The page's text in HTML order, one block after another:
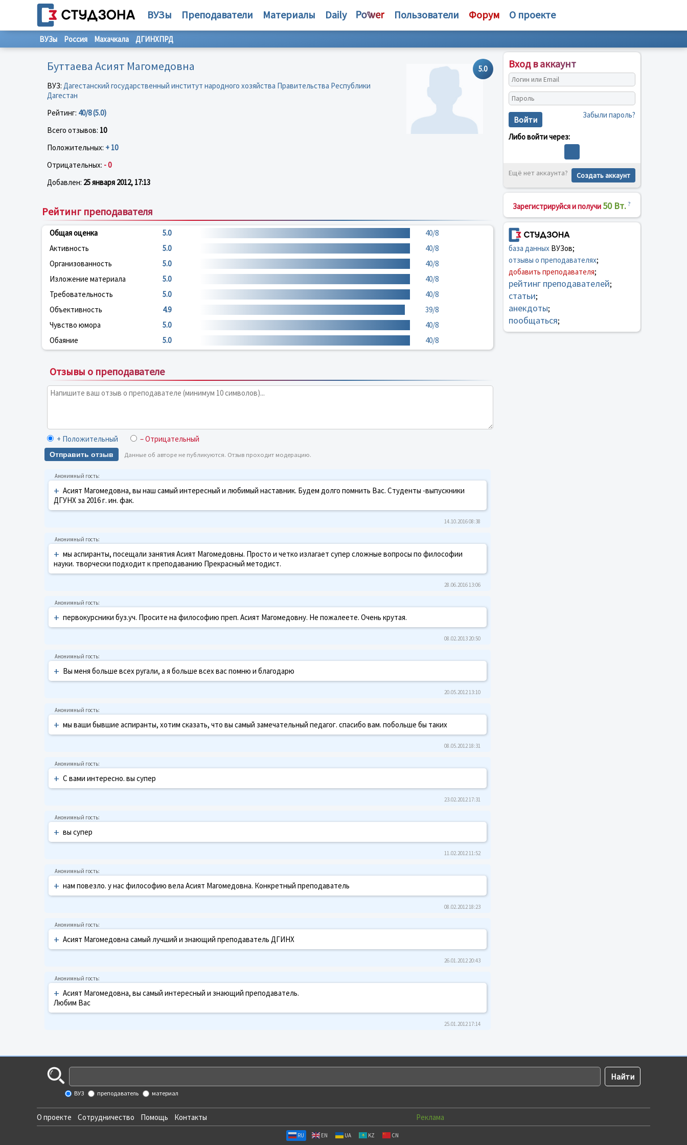
ВУЗы Преподаватели Материалы Daily Пользователи Форум О проекте
ВУЗы Россия Махачкала ДГИНХПРД
5.0
Буттаева Асият Магомедовна
ВУЗ: Дагестанский государственный институт народного хозяйства Правительства Республики
Дагестан
Рейтинг: 40/8 (5.0)
Всего отзывов: 10
Положительных: + 10
Отрицательных: - 0
Добавлен: 25 января 2012, 17:13
Рейтинг преподавателя
Общая оценка 5.0
40/8
Активность
5.0
40/8
Организованность
5.0
40/8
Изложение материала
5.0
40/8
Требовательность
5.0
40/8
Объективность
4.9
39/8
Чувство юмора
5.0
40/8
Обаяние
5.0 40/8
Отзывы о преподавателе
+ Положительный – Отрицательный
Отправить отзыв Данные об авторе не публикуются. Отзыв проходит модерацию.
+ Асият Магомедовна, вы наш самый интересный и любимый наставник. Будем долго помнить Вас. Студенты -выпускники
ДГУНХ за 2016 г. ин. фак.
14.10.2016 08:38
+ мы аспиранты, посещали занятия Асият Магомедовны. Просто и четко излагает супер сложные вопросы по философии
науки. творчески подходит к преподаванию Прекрасный методист.
28.06.2016 13:06
+ первокурсники буз.уч. Просите на философию преп. Асият Магомедовну. Не пожалеете. Очень крутая.
08.02.2013 20:50
+ Вы меня больше всех ругали, а я больше всех вас помню и благодарю
20.05.2012 13:10
+ мы ваши бывшие аспиранты, хотим сказать, что вы самый замечательный педагог. спасибо вам. побольше бы таких
08.05.2012 18:31
+ С вами интересно. вы супер
23.02.2012 17:31
+ вы супер
11.02.2012 11:52
+ нам повезло. у нас философию вела Асият Магомедовна. Конкретный преподаватель
08.02.2012 18:23
+ Асият Магомедовна самый лучший и знающий преподаватель ДГИНХ
26.01.2012 20:43
+ Асият Магомедовна, вы самый интересный и знающий преподаватель.
Любим Вас
25.01.2012 17:14
Вход в аккаунт
Войти Забыли пароль?
Либо войти через:
Ещё нет аккаунта? Создать аккаунт
Зарегистрируйся и получи 50 Вт. ?
база данныхВУЗов;
отзывы о преподавателях;
добавить преподавателя;
рейтинг преподавателей;
статьи;
анекдоты;
пообщаться;
ВУЗ преподаватель материал
О проекте Сотрудничество Помощь Контакты Реклама
RU EN UA KZ CN